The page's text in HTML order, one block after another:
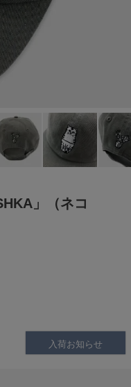
」（ネコ
入荷お知らせ